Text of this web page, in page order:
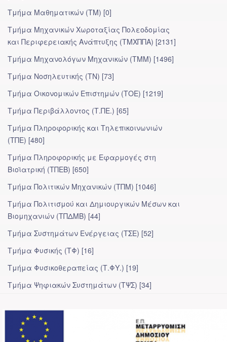
Τμήμα Μαθηματικών (ΤΜ) [0]
Τμήμα Μηχανικών Χωροταξίας Πολεοδομίας
και Περιφερειακής Ανάπτυξης (ΤΜΧΠΠΑ) [2131]
Τμήμα Μηχανολόγων Μηχανικών (ΤΜΜ) [1496]
Τμήμα Νοσηλευτικής (ΤΝ) [73]
Τμήμα Οικονομικών Επιστημών (ΤΟΕ) [1219]
Τμήμα Περιβάλλοντος (Τ.ΠΕ.) [65]
Τμήμα Πληροφορικής και Τηλεπικοινωνιών
(ΤΠΕ) [480]
Τμήμα Πληροφορικής με Εφαρμογές στη
Βιοϊατρική (ΤΠΕΒ) [650]
Τμήμα Πολιτικών Μηχανικών (ΤΠΜ) [1046]
Τμήμα Πολιτισμού και Δημιουργικών Μέσων και
Βιομηχανιών (ΤΠΔΜΒ) [44]
Τμήμα Συστημάτων Ενέργειας (ΤΣΕ) [52]
Τμήμα Φυσικής (ΤΦ) [16]
Τμήμα Φυσικοθεραπείας (Τ.ΦΥ.) [19]
Τμήμα Ψηφιακών Συστημάτων (ΤΨΣ) [34]